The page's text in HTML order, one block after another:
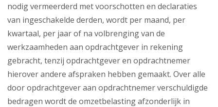
nodig vermeerderd met voorschotten en declaraties
van ingeschakelde derden, wordt per maand, per
kwartaal, per jaar of na volbrenging van de
werkzaamheden aan opdrachtgever in rekening
gebracht, tenzij opdrachtgever en opdrachtnemer
hierover andere afspraken hebben gemaakt. Over alle
door opdrachtgever aan opdrachtnemer verschuldigde
bedragen wordt de omzetbelasting afzonderlijk in